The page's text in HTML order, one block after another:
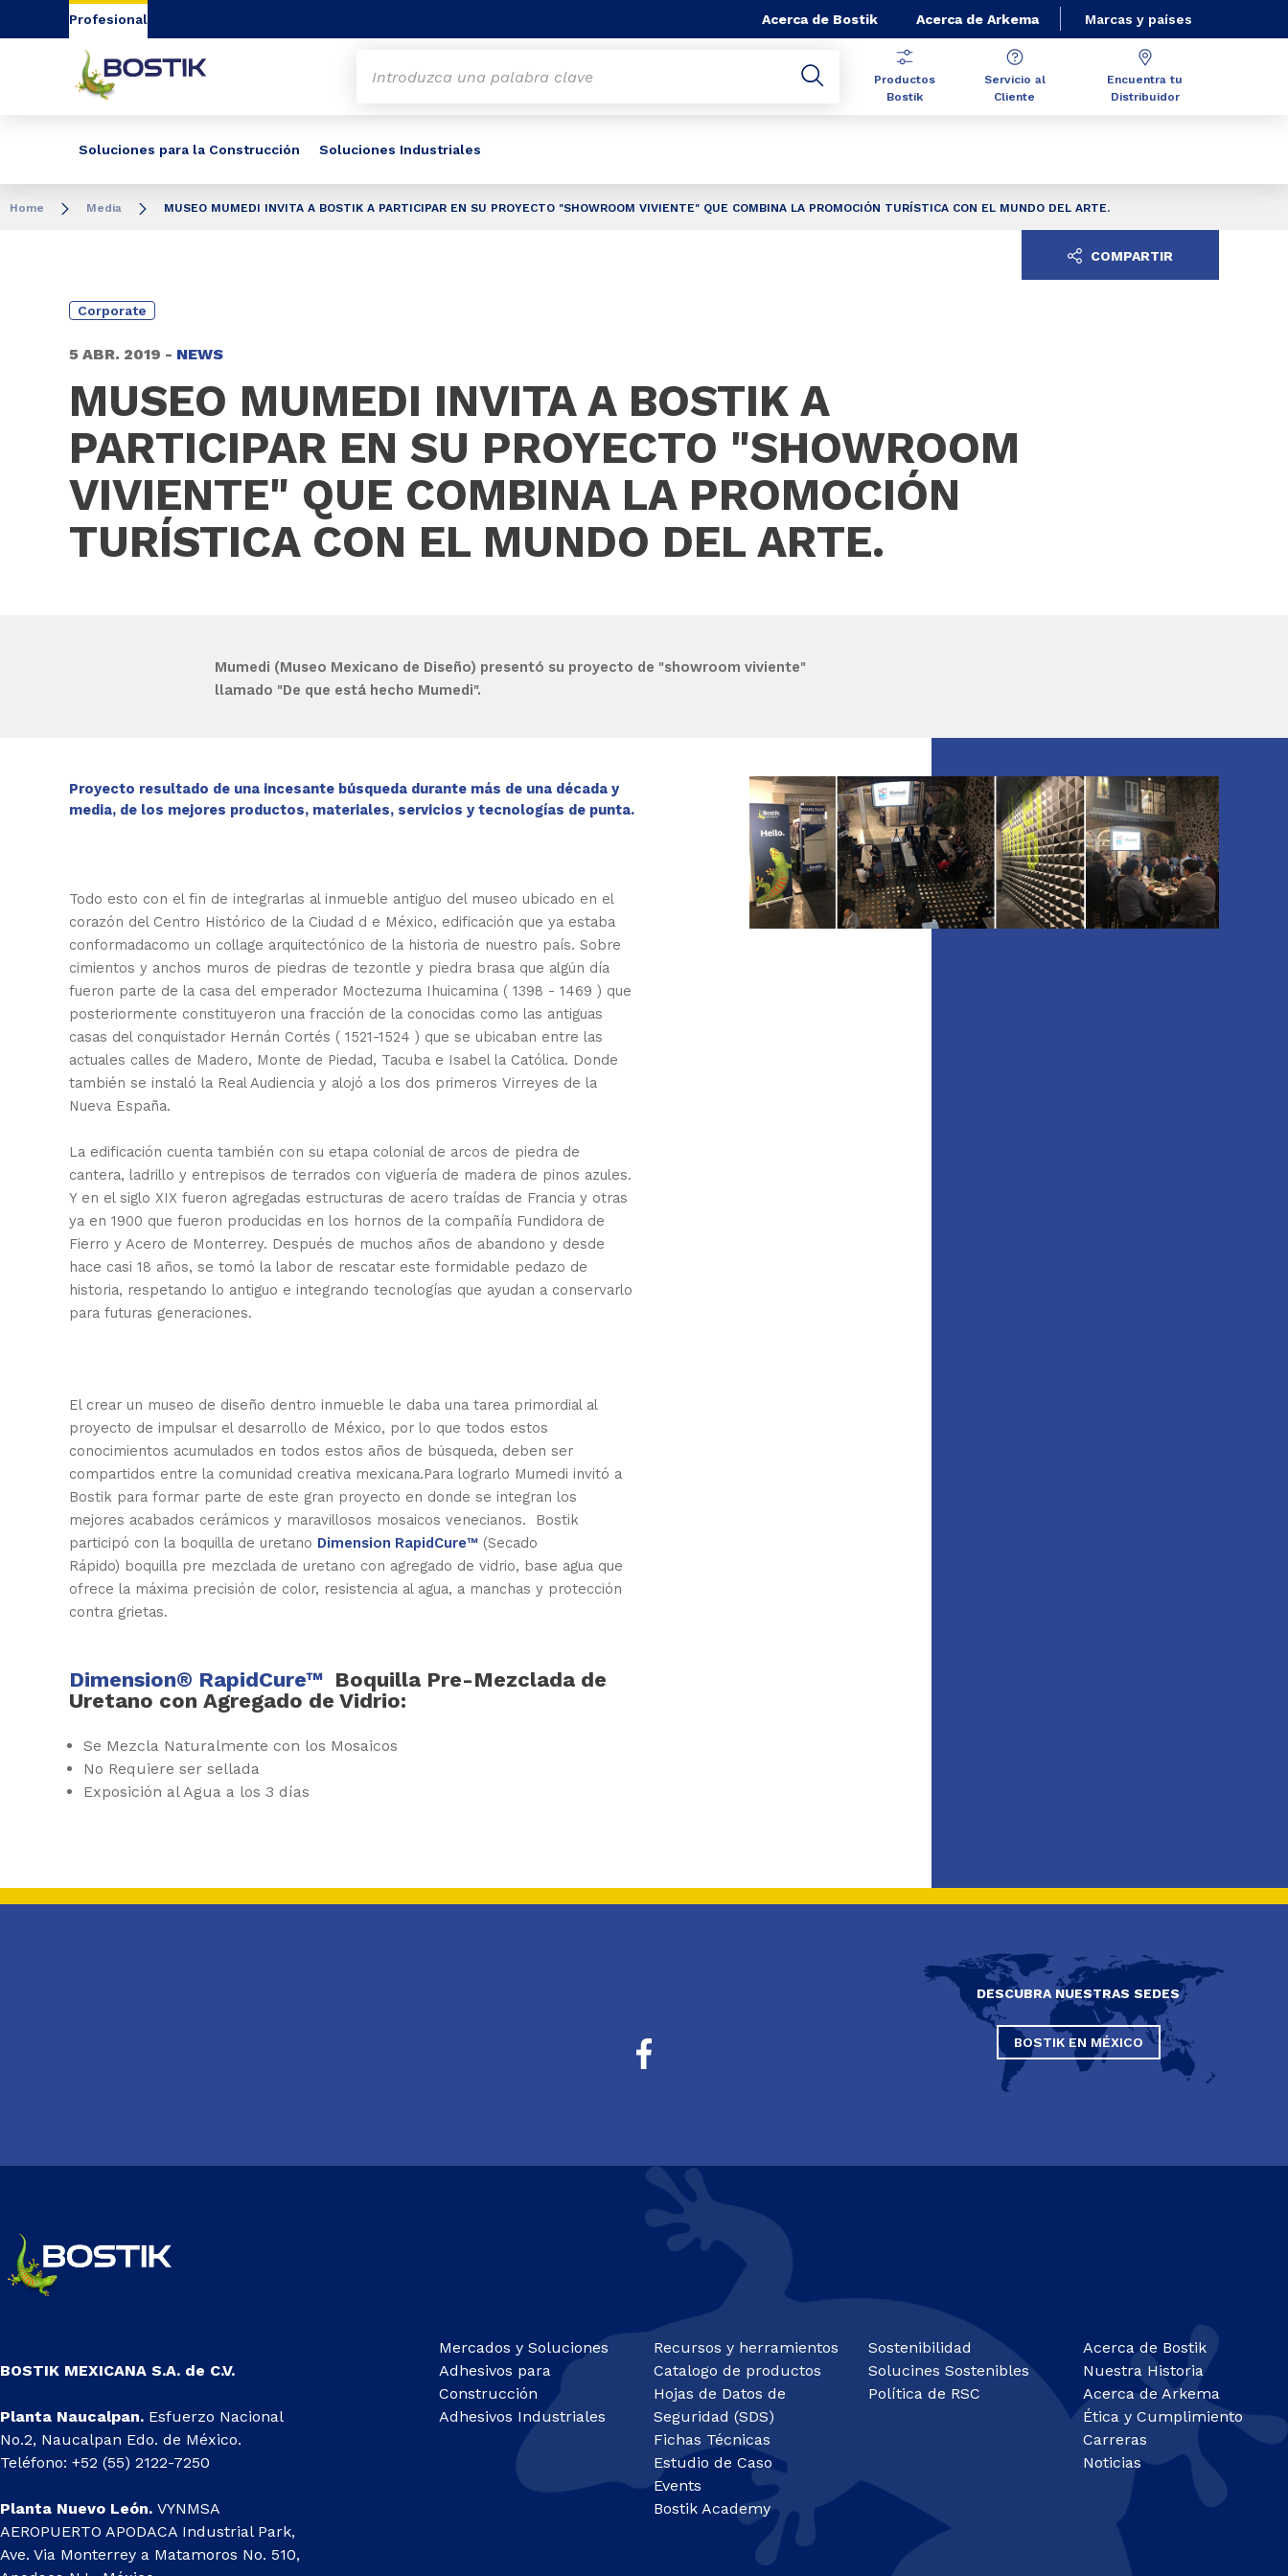
Go to content Go to navigation
Profesional Acerca de Bostik Acerca de Arkema Marcas y países
Soluciones para la Construcción Soluciones Industriales
Productos
Bostik
Servicio al
Cliente
Encuentra tu
Distribuidor
Home Media MUSEO MUMEDI INVITA A BOSTIK A PARTICIPAR EN SU PROYECTO "SHOWROOM VIVIENTE" QUE COMBINA LA PROMOCIÓN TURÍSTICA CON EL MUNDO DEL ARTE.
Corporate
5 ABR. 2019 - NEWS
MUSEO MUMEDI INVITA A BOSTIK A
PARTICIPAR EN SU PROYECTO "SHOWROOM
VIVIENTE" QUE COMBINA LA PROMOCIÓN
TURÍSTICA CON EL MUNDO DEL ARTE.
COMPARTIR
Mumedi (Museo Mexicano de Diseño) presentó su proyecto de "showroom viviente"
llamado "De que está hecho Mumedi".
Proyecto resultado de una incesante búsqueda durante más de una década y
media, de los mejores productos, materiales, servicios y tecnologías de punta.
Todo esto con el fin de integrarlas al inmueble antiguo del museo ubicado en el
corazón del Centro Histórico de la Ciudad d e México, edificación que ya estaba
conformadacomo un collage arquitectónico de la historia de nuestro país. Sobre
cimientos y anchos muros de piedras de tezontle y piedra brasa que algún día
fueron parte de la casa del emperador Moctezuma Ihuicamina ( 1398 - 1469 ) que
posteriormente constituyeron una fracción de la conocidas como las antiguas
casas del conquistador Hernán Cortés ( 1521-1524 ) que se ubicaban entre las
actuales calles de Madero, Monte de Piedad, Tacuba e Isabel la Católica. Donde
también se instaló la Real Audiencia y alojó a los dos primeros Virreyes de la
Nueva España.
La edificación cuenta también con su etapa colonial de arcos de piedra de
cantera, ladrillo y entrepisos de terrados con viguería de madera de pinos azules.
Y en el siglo XIX fueron agregadas estructuras de acero traídas de Francia y otras
ya en 1900 que fueron producidas en los hornos de la compañía Fundidora de
Fierro y Acero de Monterrey. Después de muchos años de abandono y desde
hace casi 18 años, se tomó la labor de rescatar este formidable pedazo de
historia, respetando lo antiguo e integrando tecnologías que ayudan a conservarlo
para futuras generaciones.
El crear un museo de diseño dentro inmueble le daba una tarea primordial al
proyecto de impulsar el desarrollo de México, por lo que todos estos
conocimientos acumulados en todos estos años de búsqueda, deben ser
compartidos entre la comunidad creativa mexicana.Para lograrlo Mumedi invitó a
Bostik para formar parte de este gran proyecto en donde se integran los
mejores acabados cerámicos y maravillosos mosaicos venecianos.
Bostik
participó con la boquilla de uretano Dimension RapidCure™ (Secado
Rápido) boquilla pre mezclada de uretano con agregado de vidrio, base agua que
ofrece la máxima precisión de color, resistencia al agua, a manchas y protección
contra grietas.
Dimension® RapidCure™ Boquilla Pre-Mezclada de
Uretano con Agregado de Vidrio:
Se Mezcla Naturalmente con los Mosaicos
No Requiere ser sellada
Exposición al Agua a los 3 días
DESCUBRA NUESTRAS SEDES
BOSTIK EN MÉXICO
BOSTIK MEXICANA S.A. de C.V.
Planta Naucalpan. Esfuerzo Nacional
No.2, Naucalpan Edo. de México.
Teléfono: +52 (55) 2122-7250
Planta Nuevo León. VYNMSA
AEROPUERTO APODACA Industrial Park,
Ave. Via Monterrey a Matamoros No. 510,
Mercados y Soluciones
Adhesivos para
Construcción
Adhesivos Industriales
Recursos y herramientos
Catalogo de productos
Hojas de Datos de
Seguridad (SDS)
Fichas Técnicas
Estudio de Caso
Events
Bostik Academy
Sostenibilidad
Solucines Sostenibles
Política de RSC
Acerca de Bostik
Nuestra Historia
Acerca de Arkema
Ética y Cumplimiento
Carreras
Noticias